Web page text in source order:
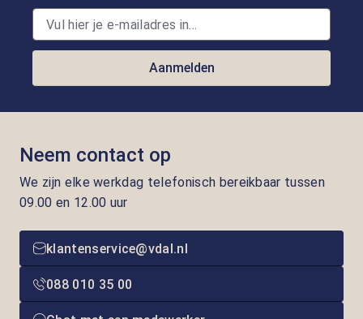
Aanmelden
Neem contact op
We zijn elke werkdag telefonisch bereikbaar tussen
09.00 en 12.00 uur
klantenservice@vdal.nl
088 010 35 00